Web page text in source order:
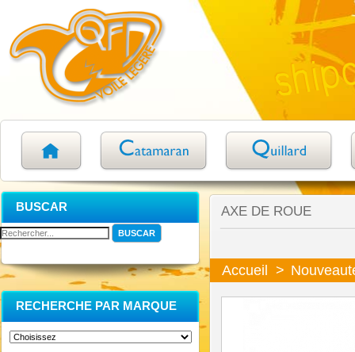
BUSCAR
RECHERCHE PAR MARQUE
AXE DE ROUE
Accueil >